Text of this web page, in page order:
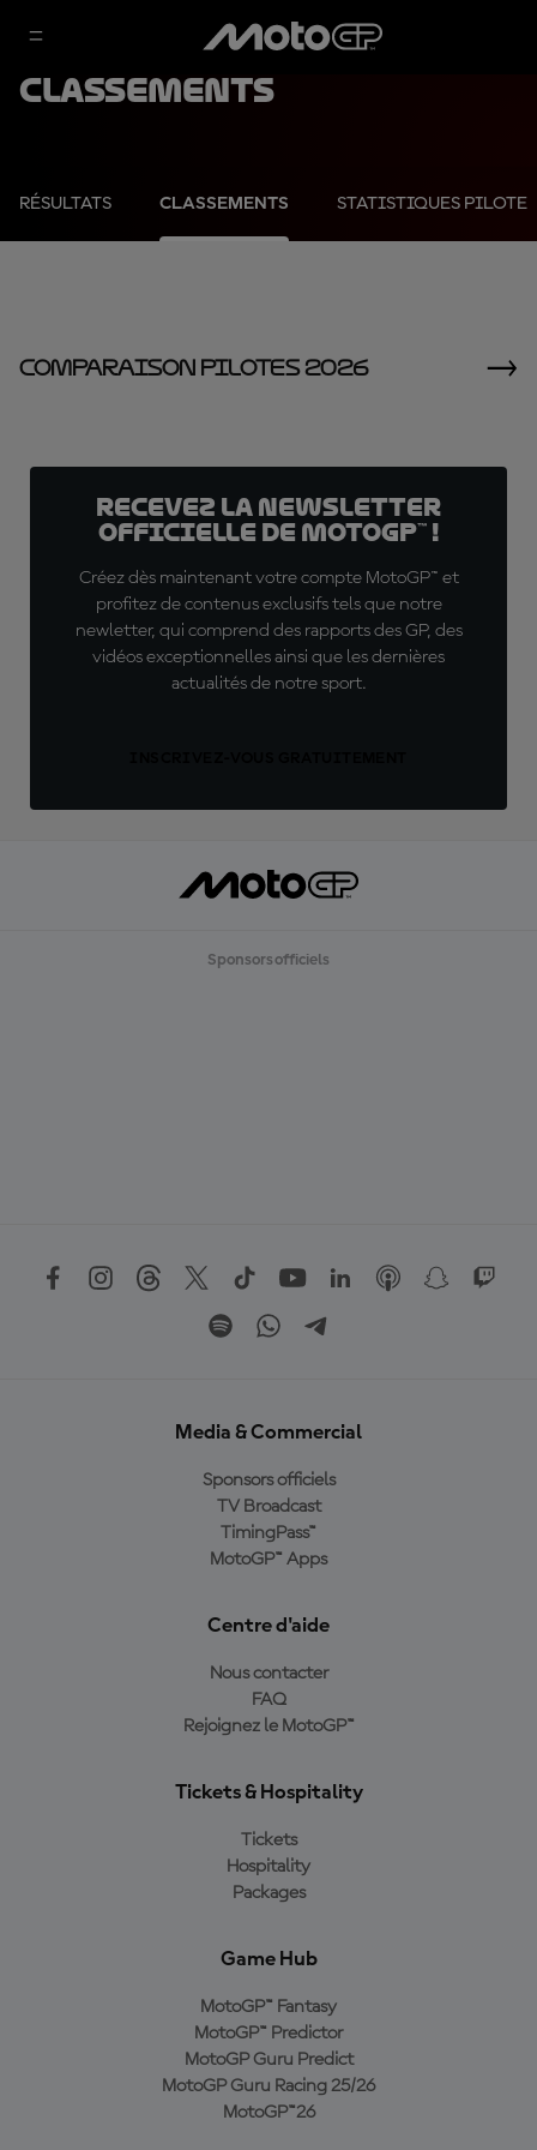
Classements
RÉSULTATS CLASSEMENTS STATISTIQUES PILOTE
Comparaison Pilotes 2026
Recevez la Newsletter
officielle de MotoGP™ !
Créez dès maintenant votre compte MotoGP™ et
profitez de contenus exclusifs tels que notre
newletter, qui comprend des rapports des GP, des
vidéos exceptionnelles ainsi que les dernières
actualités de notre sport.
Sponsors officiels
Media & Commercial
Sponsors officiels
TV Broadcast
TimingPass™
MotoGP™ Apps
Centre d'aide
Nous contacter
FAQ
Rejoignez le MotoGP™
Tickets & Hospitality
Tickets
Hospitality
Packages
Game Hub
MotoGP™ Fantasy
MotoGP™ Predictor
MotoGP Guru Predict
MotoGP Guru Racing 25/26
MotoGP™26